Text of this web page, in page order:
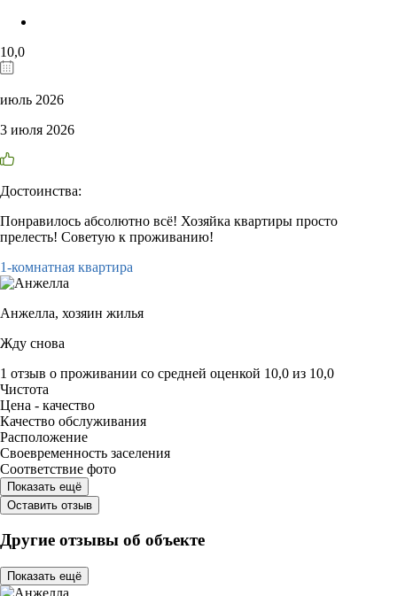
10,0
июль 2026
3 июля 2026
Достоинства:
Понравилось абсолютно всё! Хозяйка квартиры просто
прелесть! Советую к проживанию!
1-комнатная квартира
Анжелла, хозяин жилья
Жду снова
1 отзыв о проживании со средней оценкой 10,0 из 10,0
Чистота
Цена - качество
Качество обслуживания
Расположение
Своевременность заселения
Соответствие фото
Показать ещё
Оставить отзыв
Другие отзывы об объекте
Показать ещё